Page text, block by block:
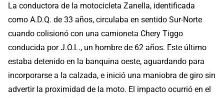
La conductora de la motocicleta Zanella, identificada
como A.D.Q. de 33 años, circulaba en sentido Sur-Norte
cuando colisionó con una camioneta Chery Tiggo
conducida por J.O.L., un hombre de 62 años. Este último
estaba detenido en la banquina oeste, aguardando para
incorporarse a la calzada, e inició una maniobra de giro sin
advertir la proximidad de la moto. El impacto ocurrió en el